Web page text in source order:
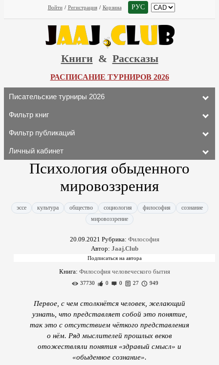
Войти / Регистрация / Корзина РУС
Книги & Рассказы
РАСПИСАНИЕ ТУРНИРОВ 2026
Писательские турниры 2026
Фильтр книг
Фильтр публикаций
Личный кабинет
Психология обыденного
мировоззрения
эссе культура общество социология философия
сознание
мировоззрение
20.09.2021 Рубрика: Философия
Автор: Jaaj.Club
Книга: Философия человеческого бытия
37730 0 0 27 949
Первое, с чем столкнётся человек, желающий
узнать, что представляет собой это понятие,
так это с отсутствием чёткого представления
о нём. Ряд мыслителей прошлых веков
отожествляли понятия «здравый смысл» и
«обыденное сознание».